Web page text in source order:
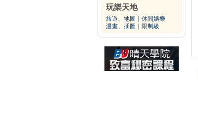
玩樂天地
旅遊、地圖
休閒娛樂
漫畫、插圖
限制級